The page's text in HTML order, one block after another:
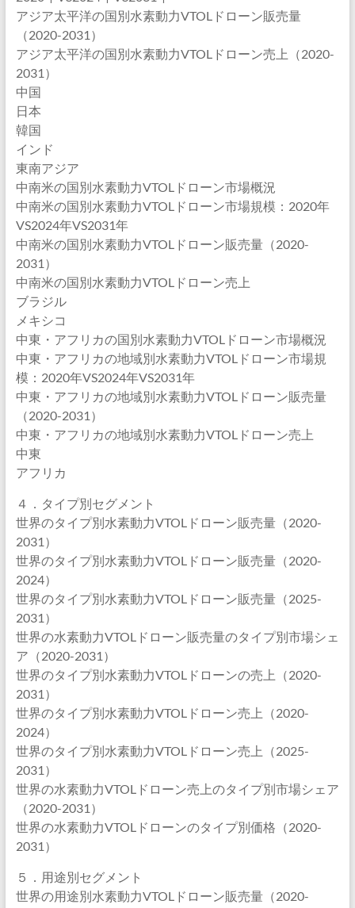
アジア太平洋の国別水素動力VTOLドローン販売量
（2020-2031）
アジア太平洋の国別水素動力VTOLドローン売上（2020-
2031）
中国
日本
韓国
インド
東南アジア
中南米の国別水素動力VTOLドローン市場概況
中南米の国別水素動力VTOLドローン市場規模：2020年
VS2024年VS2031年
中南米の国別水素動力VTOLドローン販売量（2020-
2031）
中南米の国別水素動力VTOLドローン売上
ブラジル
メキシコ
中東・アフリカの国別水素動力VTOLドローン市場概況
中東・アフリカの地域別水素動力VTOLドローン市場規
模：2020年VS2024年VS2031年
中東・アフリカの地域別水素動力VTOLドローン販売量
（2020-2031）
中東・アフリカの地域別水素動力VTOLドローン売上
中東
アフリカ
４．タイプ別セグメント
世界のタイプ別水素動力VTOLドローン販売量（2020-
2031）
世界のタイプ別水素動力VTOLドローン販売量（2020-
2024）
世界のタイプ別水素動力VTOLドローン販売量（2025-
2031）
世界の水素動力VTOLドローン販売量のタイプ別市場シェ
ア（2020-2031）
世界のタイプ別水素動力VTOLドローンの売上（2020-
2031）
世界のタイプ別水素動力VTOLドローン売上（2020-
2024）
世界のタイプ別水素動力VTOLドローン売上（2025-
2031）
世界の水素動力VTOLドローン売上のタイプ別市場シェア
（2020-2031）
世界の水素動力VTOLドローンのタイプ別価格（2020-
2031）
５．用途別セグメント
世界の用途別水素動力VTOLドローン販売量（2020-